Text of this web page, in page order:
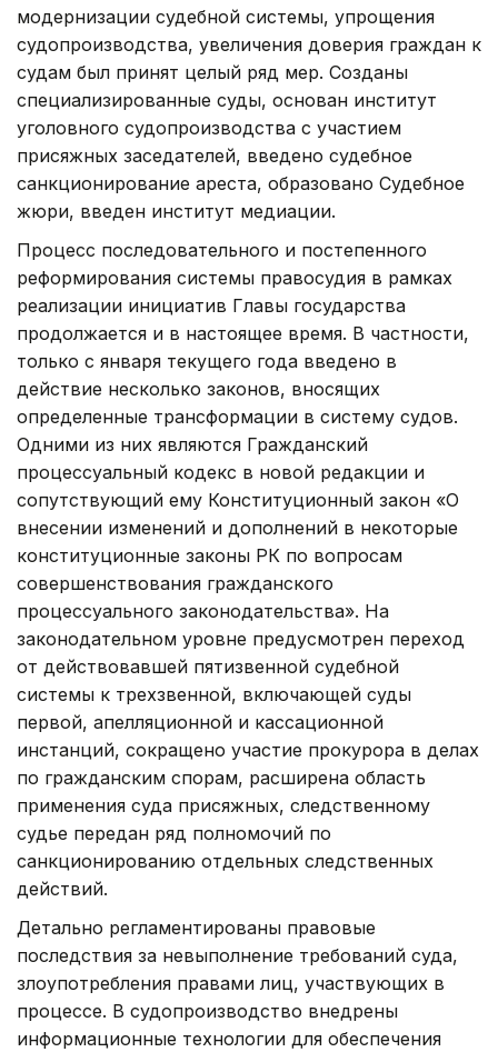
модернизации судебной системы, упрощения
судопроизводства, увеличения доверия граждан к
судам был принят целый ряд мер. Созданы
специализированные суды, основан институт
уголовного судопроизводства с участием
присяжных заседателей, введено судебное
санкционирование ареста, образовано Судебное
жюри, введен институт медиации.
Процесс последовательного и постепенного
реформирования системы правосудия в рамках
реализации инициатив Главы государства
продолжается и в настоящее время. В частности,
только с января текущего года введено в
действие несколько законов, вносящих
определенные трансформации в систему судов.
Одними из них являются Гражданский
процессуальный кодекс в новой редакции и
сопутствующий ему Конституционный закон «О
внесении изменений и дополнений в некоторые
конституционные законы РК по вопросам
совершенствования гражданского
процессуального законодательства». На
законодательном уровне предусмотрен переход
от действовавшей пятизвенной судебной
системы к трехзвенной, включающей суды
первой, апелляционной и кассационной
инстанций, сокращено участие прокурора в делах
по гражданским спорам, расширена область
применения суда присяжных, следственному
судье передан ряд полномочий по
санкционированию отдельных следственных
действий.
Детально регламентированы правовые
последствия за невыполнение требований суда,
злоупотребления правами лиц, участвующих в
процессе. В судопроизводство внедрены
информационные технологии для обеспечения